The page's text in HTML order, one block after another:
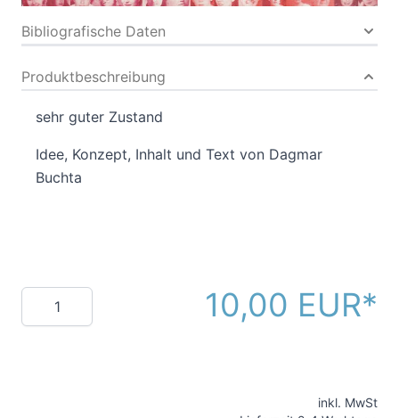
Bibliografische Daten
Produktbeschreibung
sehr guter Zustand
Idee, Konzept, Inhalt und Text von Dagmar
Buchta
Menge 10,00 EUR
inkl. MwSt